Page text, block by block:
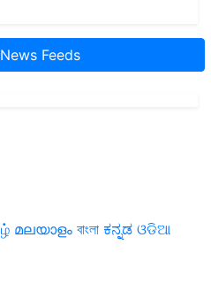
Feeds
മലയാളം বাংলা ಕನ್ನಡ ଓଡିଆ